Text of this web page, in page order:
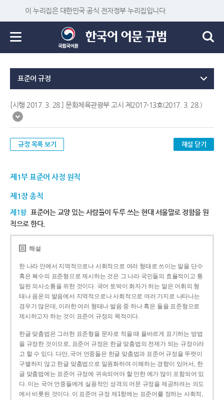
이 누리집은 대한민국 공식 전자정부 누리집입니다.
표준어 규정
[시행 2017. 3. 28.] 문화체육관광부 고시 제2017-13호(2017. 3. 28.)
규정 목록 보기 해설 닫기
제1부 표준어 사정 원칙
제1장 총칙
제1항 표준어는 교양 있는 사람들이 두루 쓰는 현대 서울말로 정함을 원
칙으로 한다.
해설
한 나라 안에서 지역적으로나 사회적으로 여러 형태로 쓰이는 말을 단수
혹은 복수의 표준형으로 제시하는 것은 그 나라 국민들의 효율적이고 통
일된 의사소통을 위한 것이다. 국어 토박이 화자가 하는 말은 어휘의 형
태나 음운의 발음에서 지역적으로나 사회적으로 여러 가지로 나타나는
경우가 많은데, 이러한 여러 형태나 발음 중 하나 혹은 둘을 표준형으로
제시하고자 하는 것이 표준어 규정의 목적이다.
한글 맞춤법은 그러한 표준형을 문자로 적을 때 올바르게 표기하는 방법
을 규정한 것이므로, 표준어 규정은 한글 맞춤법의 전제가 되는 규정이라
고 할 수 있다. 다만, 국어 언중들은 한글 맞춤법과 표준어 규정을 뚜렷이
구별하지 않고 한글 맞춤법으로 일원화하여 이해하는 경향이 있어서, 한
글 맞춤법에는 표준어 규정에 귀속되어야 할 만한 예가 많이 포함되어 있
다. 이는 국어 언중들에게 실용적인 성격의 어문 규정을 제공하려는 의도
에서 비롯된 것이다. 이 표준어 규정 제1항에는 표준어를 정하는 사회적,